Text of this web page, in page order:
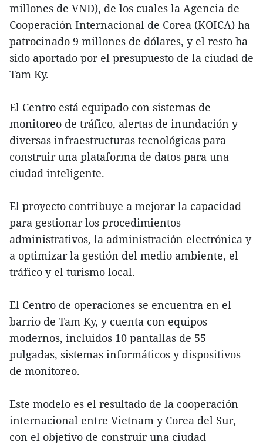
millones de VND), de los cuales la Agencia de
Cooperación Internacional de Corea (KOICA) ha
patrocinado 9 millones de dólares, y el resto ha
sido aportado por el presupuesto de la ciudad de
Tam Ky.
El Centro está equipado con sistemas de
monitoreo de tráfico, alertas de inundación y
diversas infraestructuras tecnológicas para
construir una plataforma de datos para una
ciudad inteligente.
El proyecto contribuye a mejorar la capacidad
para gestionar los procedimientos
administrativos, la administración electrónica y
a optimizar la gestión del medio ambiente, el
tráfico y el turismo local.
El Centro de operaciones se encuentra en el
barrio de Tam Ky, y cuenta con equipos
modernos, incluidos 10 pantallas de 55
pulgadas, sistemas informáticos y dispositivos
de monitoreo.
Este modelo es el resultado de la cooperación
internacional entre Vietnam y Corea del Sur,
con el objetivo de construir una ciudad